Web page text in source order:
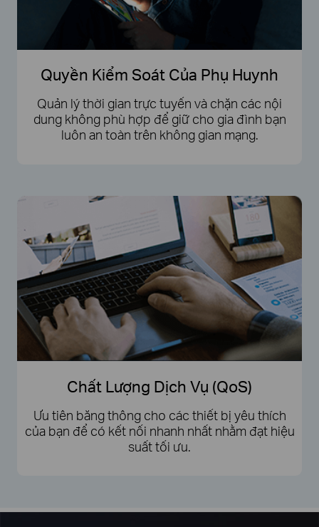
Quyền Kiểm Soát Của Phụ Huynh
Quản lý thời gian trực tuyến và chặn các nội
dung không phù hợp để giữ cho gia đình bạn
luôn an toàn trên không gian mạng.
Chất Lượng Dịch Vụ (QoS)
Ưu tiên băng thông cho các thiết bị yêu thích
của bạn để có kết nối nhanh nhất nhằm đạt hiệu
suất tối ưu.